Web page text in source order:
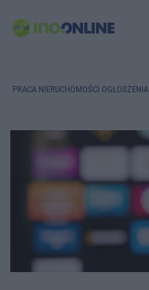
PRACA NIERUCHOMOŚCI OGŁOSZENIA